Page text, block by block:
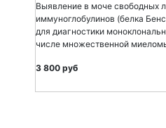
Выявление в моче свободных
иммуноглобулинов (белка
для диагностики
числе множественной
3 800 руб